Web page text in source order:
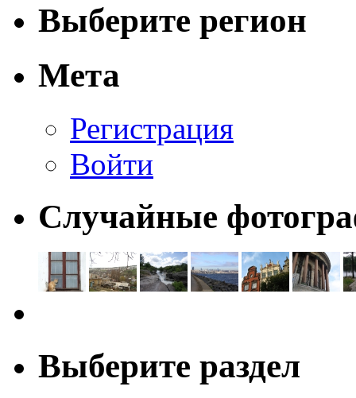
Выберите регион
Мета
Регистрация
Войти
Случайные
Выберите раздел